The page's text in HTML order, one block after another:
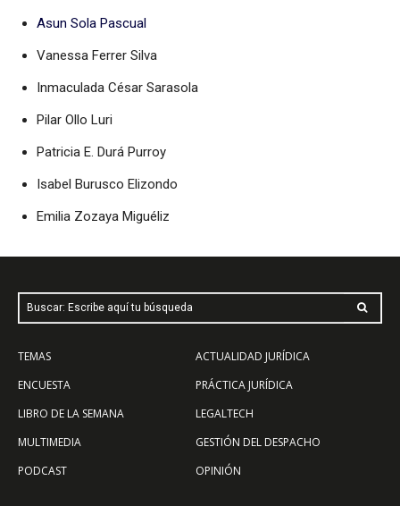
Asun Sola Pascual
Vanessa Ferrer Silva
Inmaculada César Sarasola
Pilar Ollo Luri
Patricia E. Durá Purroy
Isabel Burusco Elizondo
Emilia Zozaya Miguéliz
Buscar: Escribe aquí tu búsqueda
TEMAS
ENCUESTA
LIBRO DE LA SEMANA
MULTIMEDIA
PODCAST
ACTUALIDAD JURÍDICA
PRÁCTICA JURÍDICA
LEGALTECH
GESTIÓN DEL DESPACHO
OPINIÓN